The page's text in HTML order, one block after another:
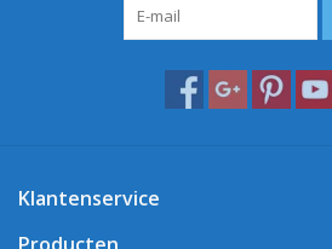
Klantenservice